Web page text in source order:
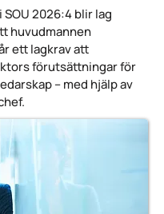
2026:4 blir lag
huvudmannen
ett lagkrav att
förutsättningar för
– med hjälp av